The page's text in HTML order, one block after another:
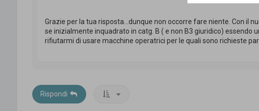
Grazie per la tua risposta...dunque non occorre fare niente. Con il
se inizialmente inquadrato in catg. B ( e non B3 giuridico) essendo
rifiutarmi di usare macchine operatrici per le quali sono richieste
Rispondi